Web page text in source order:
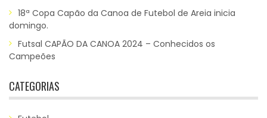
18ª Copa Capão da Canoa de Futebol de Areia inicia
domingo.
Futsal CAPÃO DA CANOA 2024 – Conhecidos os
Campeões
CATEGORIAS